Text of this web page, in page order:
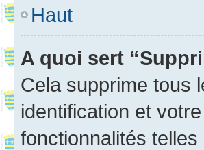
Haut
A quoi sert
Cela supprime tous
identification et
fonctionnalités